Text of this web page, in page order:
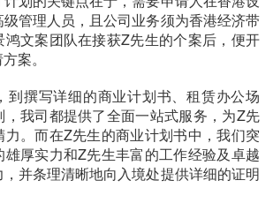
管理人员，且公司业务须为香港经济带
文案团队在接获Z先生的个案后，便开
案。
到撰写详细的商业计划书、租赁办公场
，我司都提供了全面一站式服务，为Z先
。而在Z先生的商业计划书中，我们突
雄厚实力和Z先生丰富的工作经验及卓越
并条理清晰地向入境处提供详细的证明